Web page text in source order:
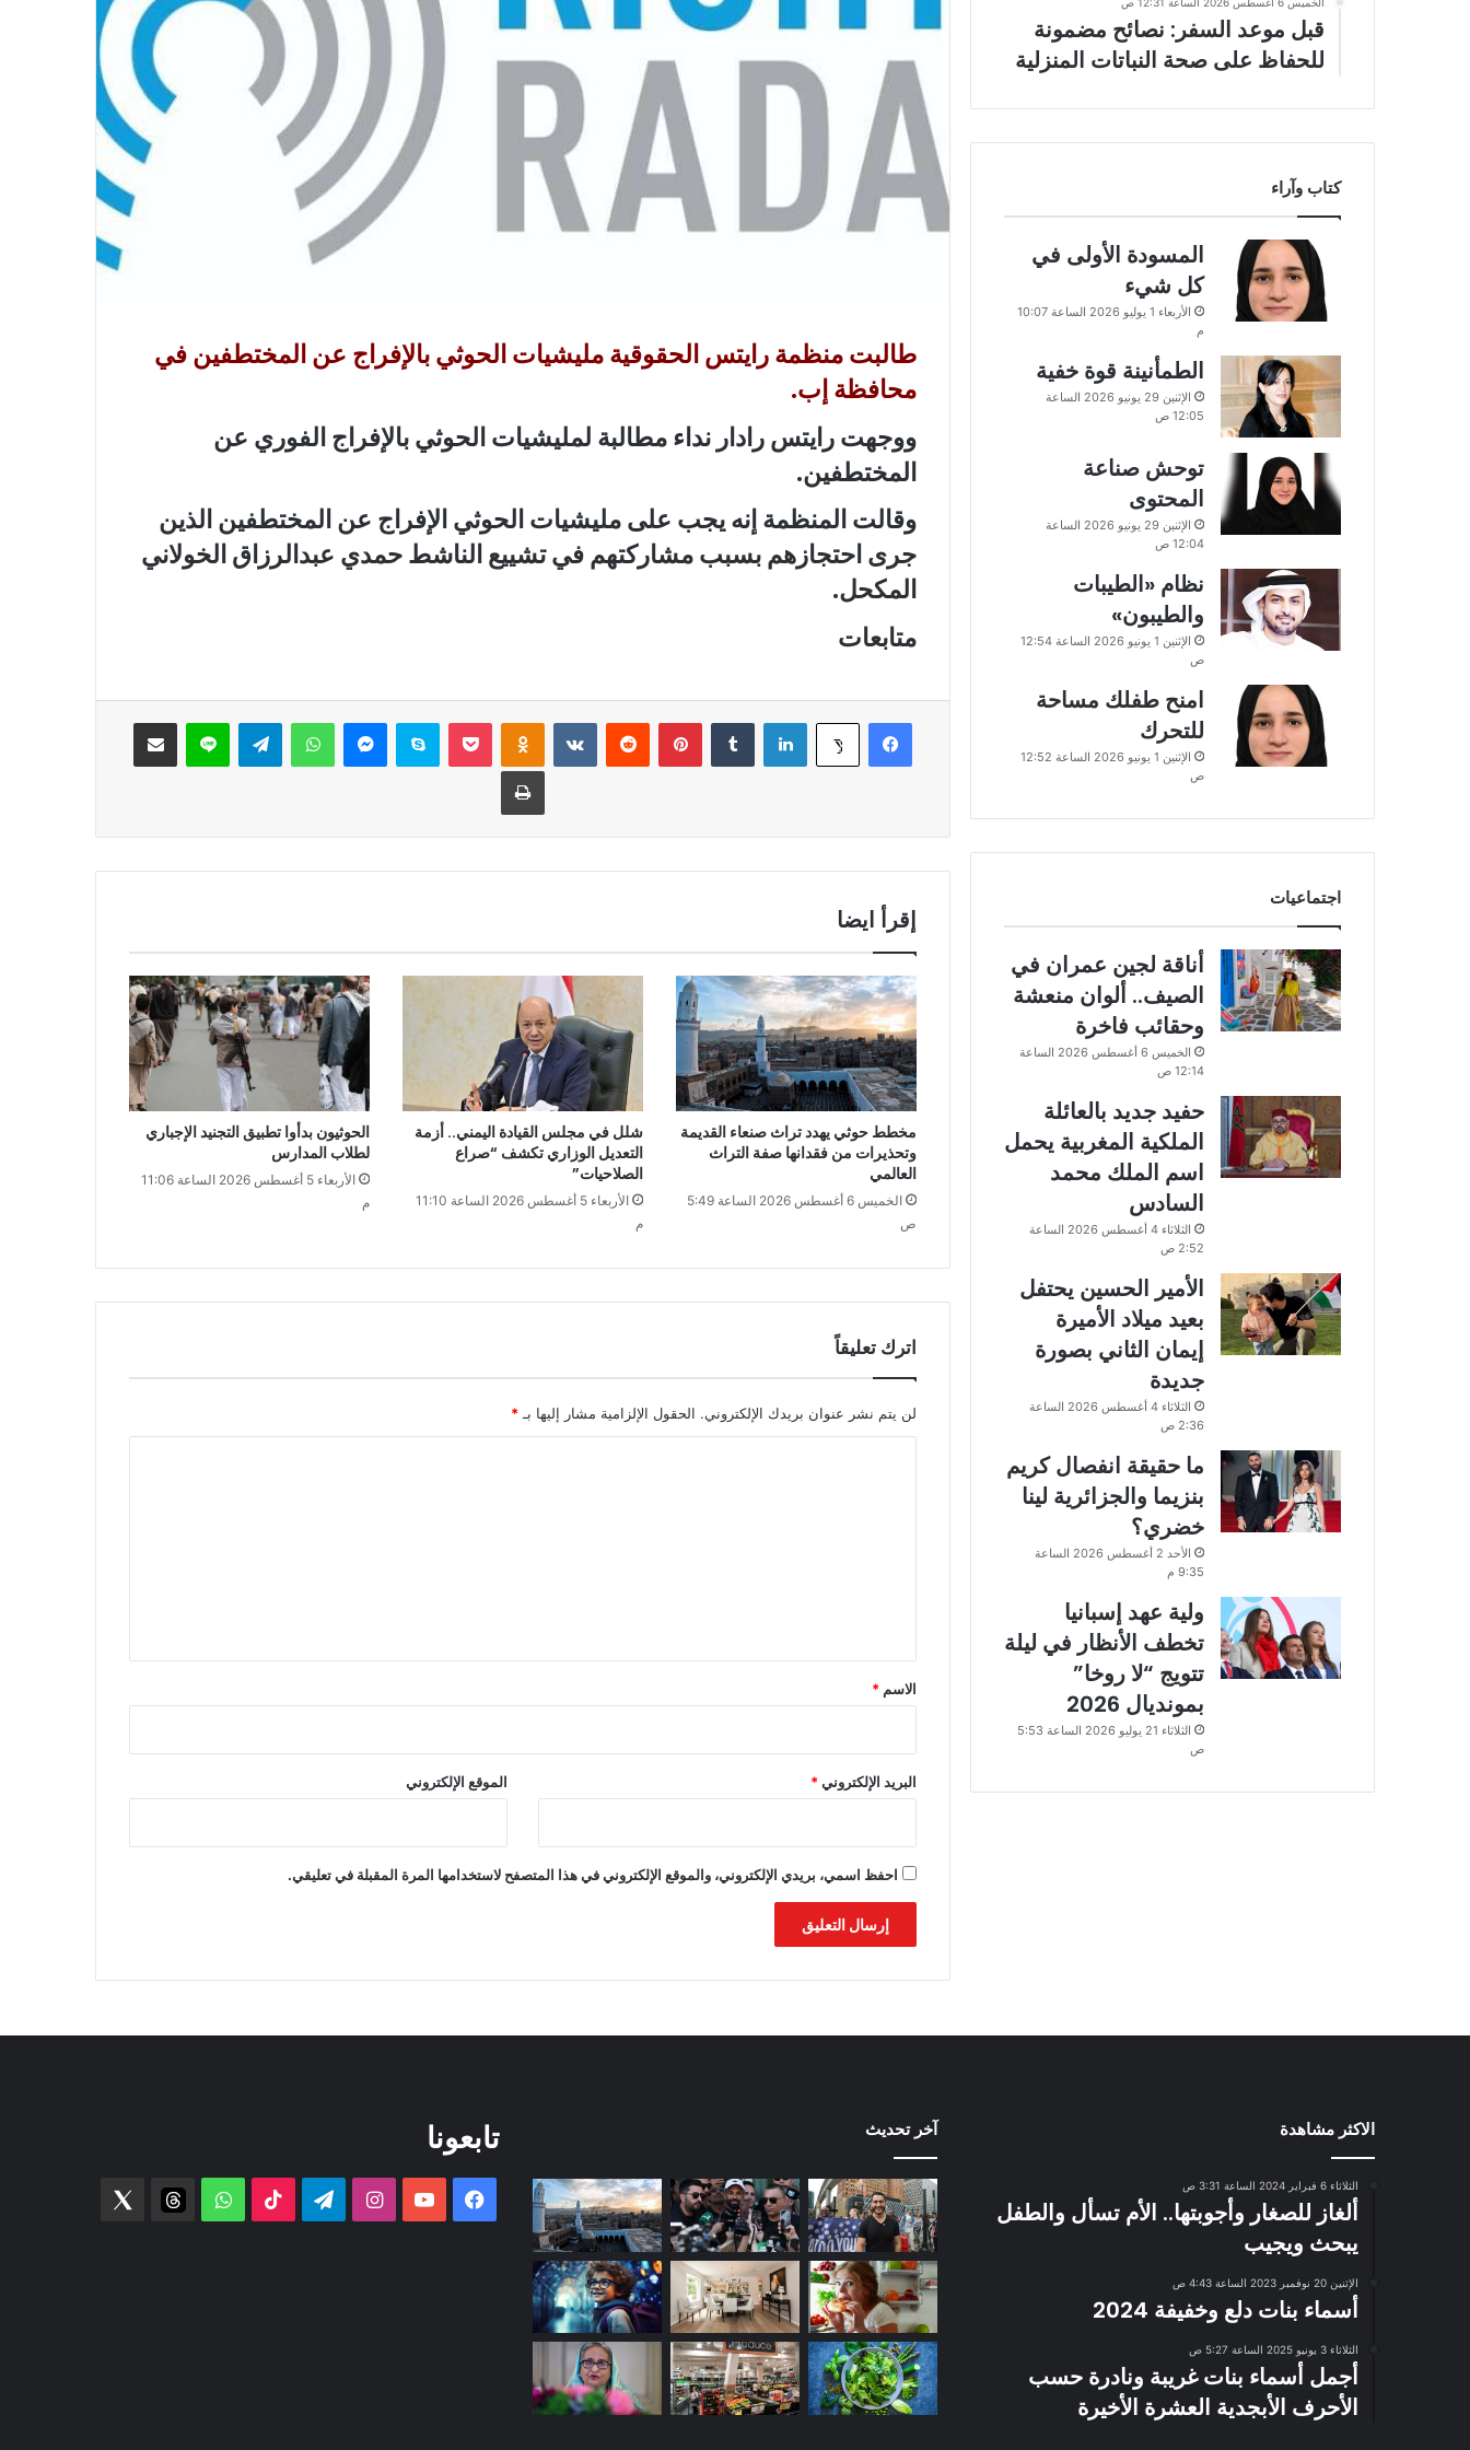
و
ي
ا
طالبت منظمة رايتس الحقوقية مليشيات الحوثي بالإفراج عن المختطفين في
محافظة إب.
ووجهت رايتس رادار نداء مطالبة لمليشيات الحوثي بالإفراج الفوري عن
المختطفين.
وقالت المنظمة إنه يجب على مليشيات الحوثي الإفراج عن المختطفين الذين
جرى احتجازهم بسبب مشاركتهم في تشييع الناشط حمدي عبدالرزاق الخولاني
المكحل.
متابعات
فيسبوك ‫X لينكدإن بينتيريست سكايب واتساب لاين
إقرأ ايضا
مخطط حوثي يهدد تراث صنعاء القديمة
وتحذيرات من فقدانها صفة التراث
العالمي
الخميس 6 أغسطس 2026 الساعة 5:49
ص
شلل في مجلس القيادة اليمني.. أزمة
التعديل الوزاري تكشف “صراع
الصلاحيات”
الأربعاء 5 أغسطس 2026 الساعة 11:10
م
الحوثيون بدأوا تطبيق التجنيد الإجباري
لطلاب المدارس
الأربعاء 5 أغسطس 2026 الساعة 11:06
م
اترك تعليقاً
لن يتم نشر عنوان بريدك الإلكتروني. الحقول الإلزامية مشار إليها بـ *
*
الاسم *
البريد الإلكتروني* الموقع الإلكتروني
احفظ اسمي، بريدي الإلكتروني، والموقع الإلكتروني في هذا المتصفح لاستخدامها المرة المقبلة في تعليقي.
قبل موعد السفر: نصائح مضمونة
للحفاظ على صحة النباتات المنزلية
كتاب وآراء
المسودة الأولى في
كل شيء
الأربعاء 1 يوليو 2026 الساعة 10:07
م
الطمأنينة قوة خفية
الإثنين 29 يونيو 2026 الساعة
12:05 ص
توحش صناعة
المحتوى
الإثنين 29 يونيو 2026 الساعة
12:04 ص
نظام «الطيبات
والطيبون»
الإثنين 1 يونيو 2026 الساعة 12:54
ص
امنح طفلك مساحة
للتحرك
الإثنين 1 يونيو 2026 الساعة 12:52
ص
اجتماعيات
أناقة لجين عمران في
الصيف.. ألوان منعشة
وحقائب فاخرة
الخميس 6 أغسطس 2026 الساعة
12:14 ص
حفيد جديد بالعائلة
الملكية المغربية يحمل
اسم الملك محمد
السادس
الثلاثاء 4 أغسطس 2026 الساعة
2:52 ص
الأمير الحسين يحتفل
بعيد ميلاد الأميرة
إيمان الثاني بصورة
جديدة
الثلاثاء 4 أغسطس 2026 الساعة
2:36 ص
ما حقيقة انفصال كريم
بنزيما والجزائرية لينا
خضري؟
الأحد 2 أغسطس 2026 الساعة
9:35 م
ولية عهد إسبانيا
تخطف الأنظار في ليلة
تتويج “لا روخا”
بمونديال 2026
الثلاثاء 21 يوليو 2026 الساعة 5:53
ص
الاكثر مشاهدة
الثلاثاء 6 فبراير 2024 الساعة 3:31 ص
ألغاز للصغار وأجوبتها.. الأم تسأل والطفل
يبحث ويجيب
الإثنين 20 نوفمبر 2023 الساعة 4:43 ص
أسماء بنات دلع وخفيفة 2024
الثلاثاء 3 يونيو 2025 الساعة 5:27 ص
أجمل أسماء بنات غريبة ونادرة حسب
الأحرف الأبجدية العشرة الأخيرة
آخر تحديث تابعونا
فيسبوك‫YouTubeانستقرامتيلقرام ‫TikTok واتساب threads